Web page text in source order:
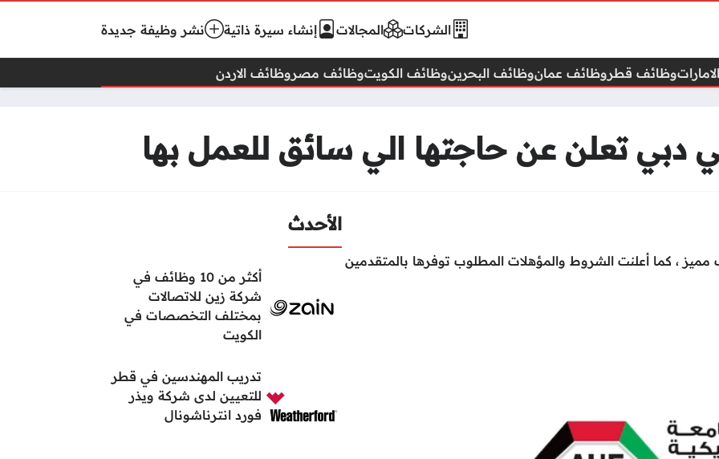
الشركات المجالات إنشاء سيرة ذاتية نشر وظيفة جديدة
وظائف قطروظائف عمانوظائف البحرينوظائف الكويتوظائف مصروظائف الاردن
دبي تعلن عن حاجتها الي سائق للعمل بها
الأحدث
أكثر من 10 وظائف في
شركة زين للاتصالات
بمختلف التخصصات في
الكويت
تدريب المهندسين في قطر
للتعيين لدى شركة ويذر
فورد انترناشونال
مميز ، كما أعلنت الشروط والمؤهلات المطلوب توفرها بالمتقدمين